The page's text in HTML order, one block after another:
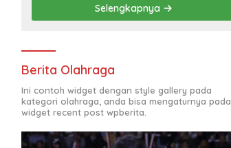
Selengkapnya
Berita Olahraga
Ini contoh widget dengan style gallery pada
kategori olahraga, anda bisa mengaturnya pada
widget recent post wpberita.